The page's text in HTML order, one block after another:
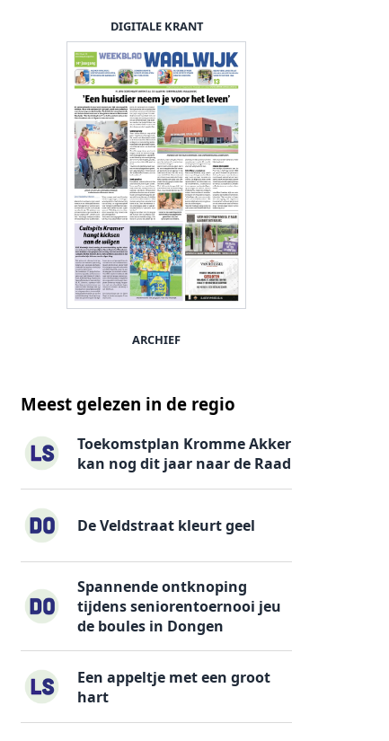
DIGITALE KRANT
ARCHIEF
Meest gelezen in de regio
Toekomstplan Kromme Akker
kan nog dit jaar naar de Raad
De Veldstraat kleurt geel
Spannende ontknoping
tijdens seniorentoernooi jeu
de boules in Dongen
Een appeltje met een groot
hart